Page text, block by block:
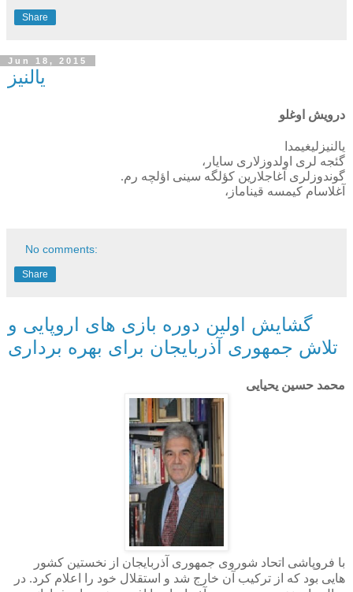
Share
Jun 18, 2015
یالنیز
درویش اوغلو
یالنیزلیغیمدا
گئجه لری اولدوزلاری سایار،
گوندوزلری آغاجلارین کؤلگه سینی اؤلچه رم.
آغلاسام کیمسه قیناماز،
No comments:
Share
گشایش اولین دوره بازی های اروپایی و
تلاش جمهوری آذربایجان برای بهره برداری
محمد حسین یحیایی
با فروپاشی اتحاد شوروی جمهوری آذربایجان از نخستین کشور
هایی بود که از ترکیب آن خارج شد و استقلال خود را اعلام کرد. در